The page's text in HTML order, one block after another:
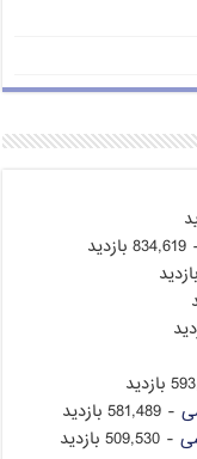
بازدید
- 581,489 بازدید
- 509,530 بازدید